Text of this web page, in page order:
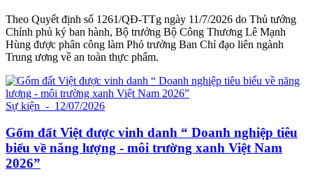
Theo Quyết định số 1261/QĐ-TTg ngày 11/7/2026 do Thủ tướng
Chính phủ ký ban hành, Bộ trưởng Bộ Công Thương Lê Mạnh
Hùng được phân công làm Phó trưởng Ban Chỉ đạo liên ngành
Trung ương về an toàn thực phẩm.
Sự kiện - 12/07/2026
Gốm đất Việt được vinh danh “ Doanh nghiệp tiêu
biểu về năng lượng - môi trường xanh Việt Nam
2026”